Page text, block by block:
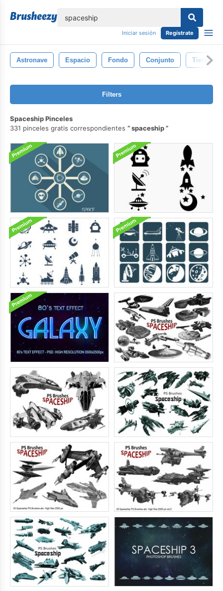
Iniciar sesión Regístrate
Astronave Espacio Fondo Conjunto Tierra
Filters
Spaceship Pinceles
331 pinceles gratis correspondientes
spaceship